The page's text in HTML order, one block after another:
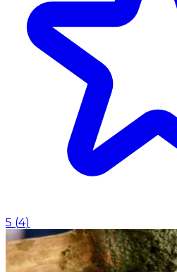
5 (4)